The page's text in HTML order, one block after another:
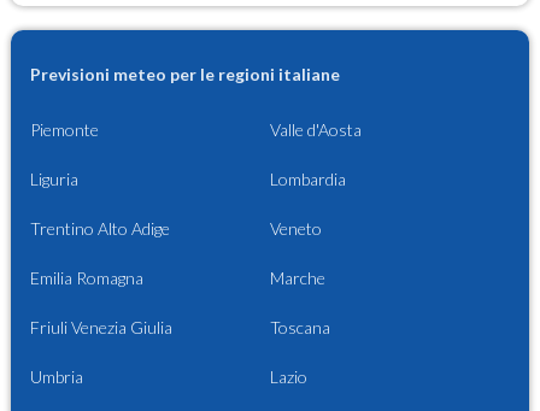
Previsioni meteo per le regioni italiane
Piemonte Valle d'Aosta
Liguria Lombardia
Trentino Alto Adige Veneto
Emilia Romagna Marche
Friuli Venezia Giulia Toscana
Umbria Lazio